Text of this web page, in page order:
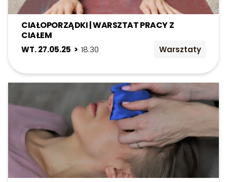
CIAŁOPORZĄDKI | WARSZTAT PRACY Z
CIAŁEM
WT. 27.05.25 > 18:30 Warsztaty